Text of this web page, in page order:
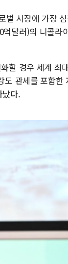
벌 시장에 가장
달러)의 니콜라
할 경우 세계 최
관세를 포함한
났다.